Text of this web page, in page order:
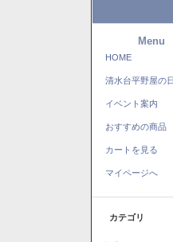
Menu
HOME
清水台平野屋の
イベント案内
おすすめの商品
カートを見る
マイページへ
カテゴリ